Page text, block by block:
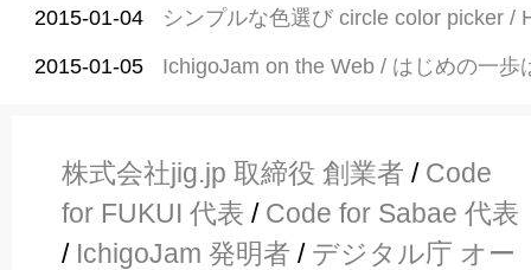
2015-01-04 シンプルな色選び circle color picker /
2015-01-05 IchigoJam on the Web / はじめの一歩
株式会社jig.jp 取締役 創業者 / Code
for FUKUI 代表 / Code for Sabae 代表
/ IchigoJam 発明者 / デジタル庁 オー